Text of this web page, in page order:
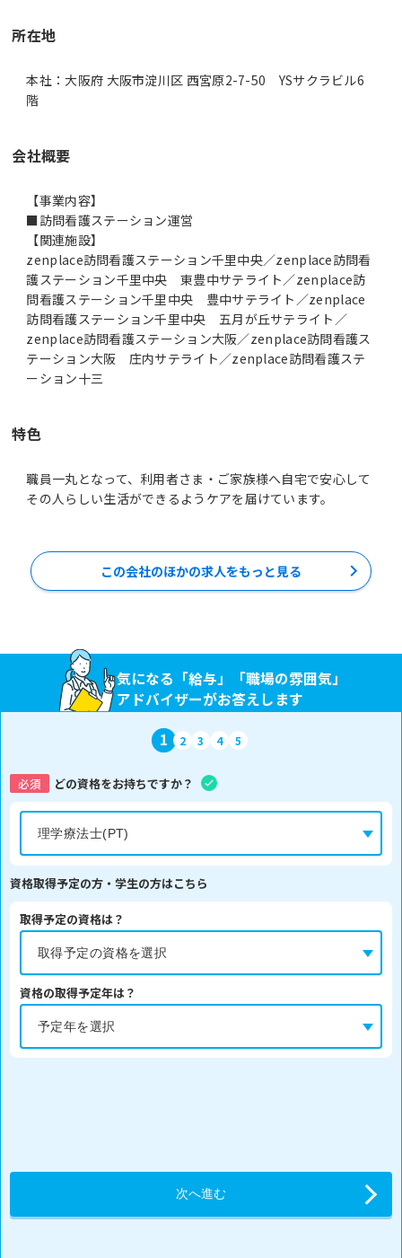
所在地
本社：大阪府 大阪市淀川区 西宮原2-7-50 YSサクラビル6
階
会社概要
【事業内容】
■訪問看護ステーション運営
【関連施設】
zenplace訪問看護ステーション千里中央／zenplace訪問看
護ステーション千里中央 東豊中サテライト／zenplace訪
問看護ステーション千里中央 豊中サテライト／zenplace
訪問看護ステーション千里中央 五月が丘サテライト／
zenplace訪問看護ステーション大阪／zenplace訪問看護ス
テーション大阪 庄内サテライト／zenplace訪問看護ステ
ーション十三
特色
職員一丸となって、利用者さま・ご家族様へ自宅で安心して
その人らしい生活ができるようケアを届けています。
この会社のほかの求人をもっと見る
気になる「給与」「職場の雰囲気」
アドバイザーがお答えします
1 2 3 4 5
必須 どの資格をお持ちですか？
資格取得予定の方・学生の方はこちら
取得予定の資格は？
資格の取得予定年は？